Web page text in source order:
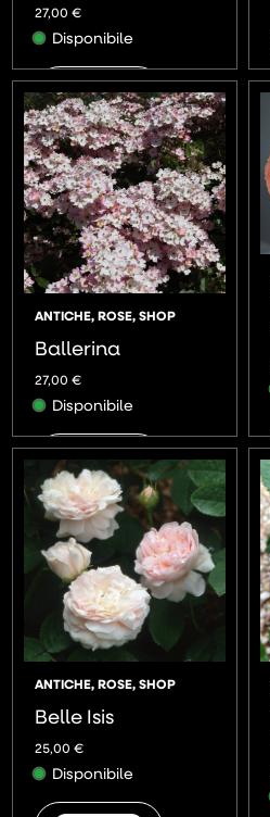
27,00€
Disponibile
AGGIUNGI
ANTICHE,ROSE,SHOP
Ballerina
27,00€
Disponibile
AGGIUNGI
ANTICHE,ROSE,SHOP
Belle Isis
25,00€
Disponibile